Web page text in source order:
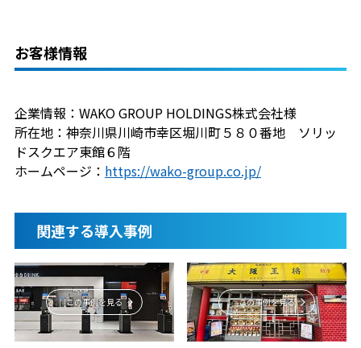
お客様情報
企業情報：WAKO GROUP HOLDINGS株式会社様
所在地：神奈川県川崎市幸区堀川町５８０番地 ソリッ
ドスクエア東館６階
ホームページ： https://wako-group.co.jp/
関連する導入事例
この事例を見る この事例を見る